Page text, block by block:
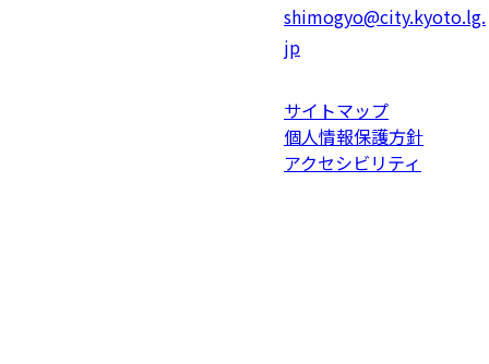
shimogyo@city.kyoto.lg.
jp
サイトマップ
個人情報保護方針
アクセシビリティ